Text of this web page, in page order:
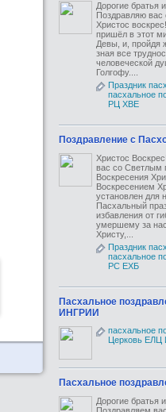
Дорогие братья
Поздравляю вас
Христос
пришёл в этот
Девы, и, пройдя
зная все
человеческой
Голгофу....
Праздник
пасхальное
РЦ ХВЕ
Поздравление с
Христос
вас со Светлым
Воскресения
Воскресением
установлен для
Пасхальный
избавления от
умершему за
Христу,...
Праздник
пасхальное
РС ЕХБ
Пасхальное
ИНГРИИ
пасхальное
Церковь ЕЛЦ
Пасхальное
Дорогие братья